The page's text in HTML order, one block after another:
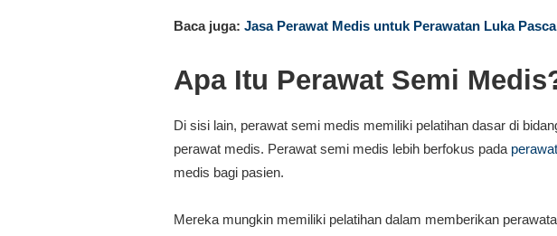
Baca juga: Jasa Perawat Medis untuk Perawatan Luka
Apa Itu Perawat Semi
Di sisi lain, perawat semi medis memiliki pelatihan dasar di
perawat medis. Perawat semi medis lebih berfokus pada
medis bagi pasien.
Mereka mungkin memiliki pelatihan dalam memberikan